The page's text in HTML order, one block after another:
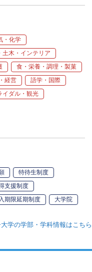
・化学
土木・インテリア
食・栄養・調理・製菓
経営
語学・国際
イダル・観光
特待生制度
支援制度
期限延期制度
大学院
学の学部・学科情報はこちら